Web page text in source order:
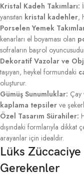
Kristal Kadeh Takımları:
yansıtan kristal kadehler,
Porselen Yemek
kenarları el boyaması olan
sofraların başrol
Dekoratif Vazolar ve
taşıyan, heykel formundaki
oluşturur.
Gümüş Sunumluklar: Çay
kaplama tepsiler ve
Özel Tasarım Sürahiler:
dışındaki formlarıyla dikkat
arayanlar için idealdir.
Lüks
Gerekenler